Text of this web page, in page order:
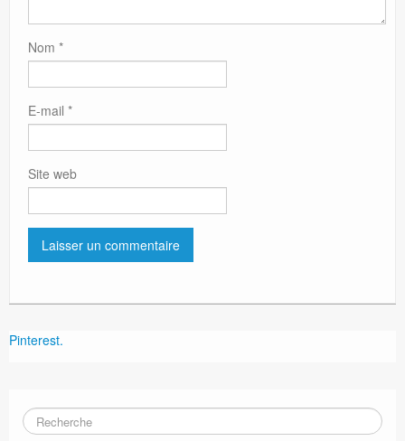
Nom *
E-mail *
Site web
Pinterest.